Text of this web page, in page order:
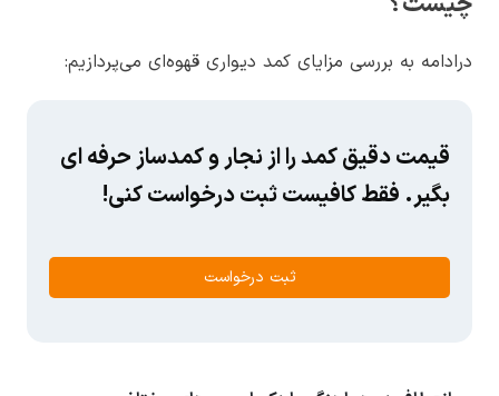
درادامه به بررسی مزایای کمد دیواری قهوه‌ای می‌پردازیم:
قیمت دقیق کمد را از نجار و کمدساز حرفه ای
بگیر. فقط کافیست ثبت درخواست کنی!
ثبت درخواست